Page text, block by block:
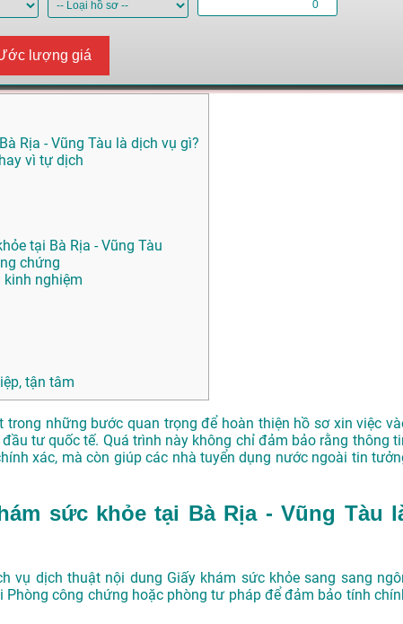
lượng giá
Rịa - Vũng Tàu là dịch vụ gì?
vì tự dịch
tại Bà Rịa - Vũng Tàu
chứng
nghiệm
tận tâm
những bước quan trọng để hoàn thiện hồ sơ xin việc
tư quốc tế. Quá trình này không chỉ đảm bảo rằng thông
xác, mà còn giúp các nhà tuyển dụng nước ngoài tin
sức khỏe tại Bà Rịa - Vũng Tàu
vụ dịch thuật nội dung Giấy khám sức khỏe sang sang
công chứng hoặc phòng tư pháp để đảm bảo tính